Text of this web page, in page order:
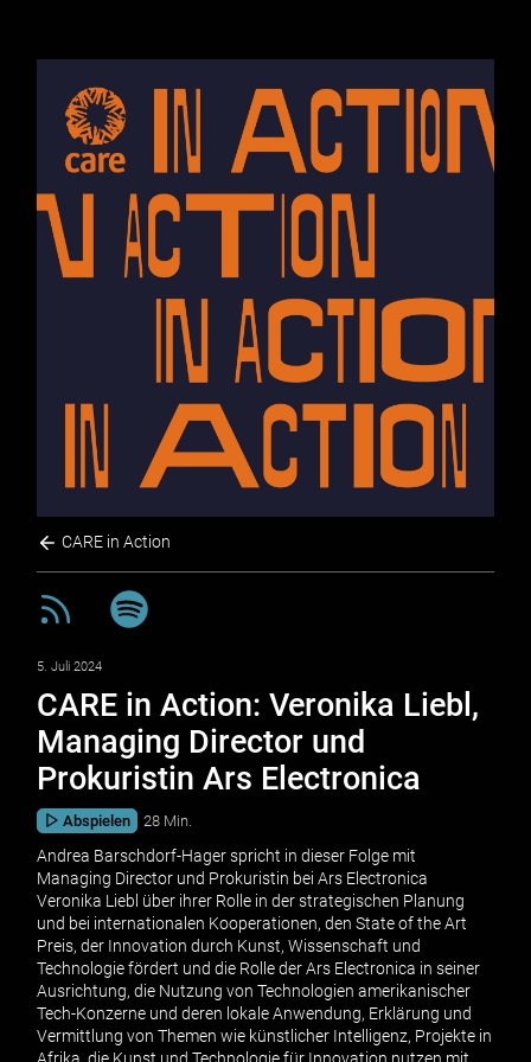
CARE in Action
5. Juli 2024
CARE in Action: Veronika Liebl,
Managing Director und
Prokuristin Ars Electronica
Abspielen 28 Min.
Andrea Barschdorf-Hager spricht in dieser Folge mit
Managing Director und Prokuristin bei Ars Electronica
Veronika Liebl über ihrer Rolle in der strategischen Planung
und bei internationalen Kooperationen, den State of the Art
Preis, der Innovation durch Kunst, Wissenschaft und
Technologie fördert und die Rolle der Ars Electronica in seiner
Ausrichtung, die Nutzung von Technologien amerikanischer
Tech-Konzerne und deren lokale Anwendung, Erklärung und
Vermittlung von Themen wie künstlicher Intelligenz, Projekte in
Afrika, die Kunst und Technologie für Innovation nutzen mit